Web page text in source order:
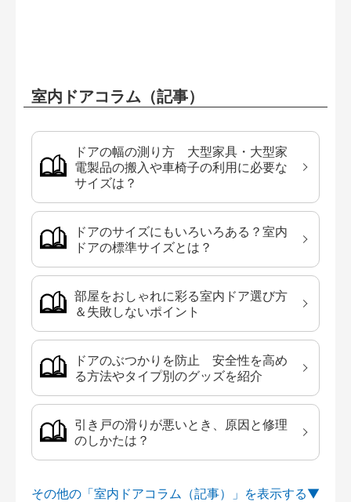
室内ドアコラム（記事）
ドアの幅の測り方 大型家具・大型家
電製品の搬入や車椅子の利用に必要な
サイズは？
ドアのサイズにもいろいろある？室内
ドアの標準サイズとは？
部屋をおしゃれに彩る室内ドア選び方
＆失敗しないポイント
ドアのぶつかりを防止 安全性を高め
る方法やタイプ別のグッズを紹介
引き戸の滑りが悪いとき、原因と修理
のしかたは？
その他の「室内ドアコラム（記事）」を